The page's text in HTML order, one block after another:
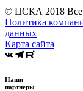
© ЦСКА 2018
Политика
данных
Карта сайта
Наши
партнеры